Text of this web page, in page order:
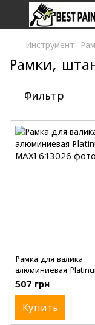
Инструмент
Рамки,
Фильтр
Рамка для валика
алюминиевая
25см
507 грн
Купить